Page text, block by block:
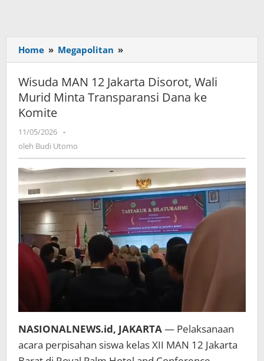
Home » Megapolitan »
MAN
Jakarta
Disorot,
Dana
Komite
Wisuda MAN 12 Jakarta Disorot, Wali
Murid Minta Transparansi Dana ke
Komite
11/05/2026 oleh
Budi
-
oleh Budi Utomo
NASIONALNEWS.id, JAKARTA— Pelaksanaan
acara perpisahan siswa kelas XII MAN 12 Jakarta